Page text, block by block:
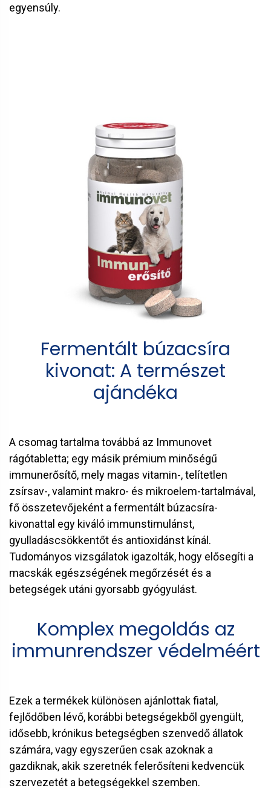
egyensúly.
Fermentált búzacsíra
kivonat: A természet
ajándéka
A csomag tartalma továbbá az Immunovet
rágótabletta; egy másik prémium minőségű
immunerősítő, mely magas vitamin-, telítetlen
zsírsav-, valamint makro- és mikroelem-tartalmával,
fő összetevőjeként a fermentált búzacsíra-
kivonattal egy kiváló immunstimulánst,
gyulladáscsökkentőt és antioxidánst kínál.
Tudományos vizsgálatok igazolták, hogy elősegíti a
macskák egészségének megőrzését és a
betegségek utáni gyorsabb gyógyulást.
Komplex megoldás az
immunrendszer védelméért
Ezek a termékek különösen ajánlottak fiatal,
fejlődőben lévő, korábbi betegségekből gyengült,
idősebb, krónikus betegségben szenvedő állatok
számára, vagy egyszerűen csak azoknak a
gazdiknak, akik szeretnék felerősíteni kedvencük
szervezetét a betegségekkel szemben.